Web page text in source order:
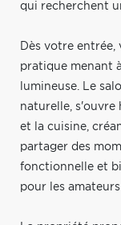
qui recherchent
Dès votre entrée,
pratique menant
lumineuse. Le
naturelle, s'ouvre
et la cuisine,
partager des
fonctionnelle et
pour les